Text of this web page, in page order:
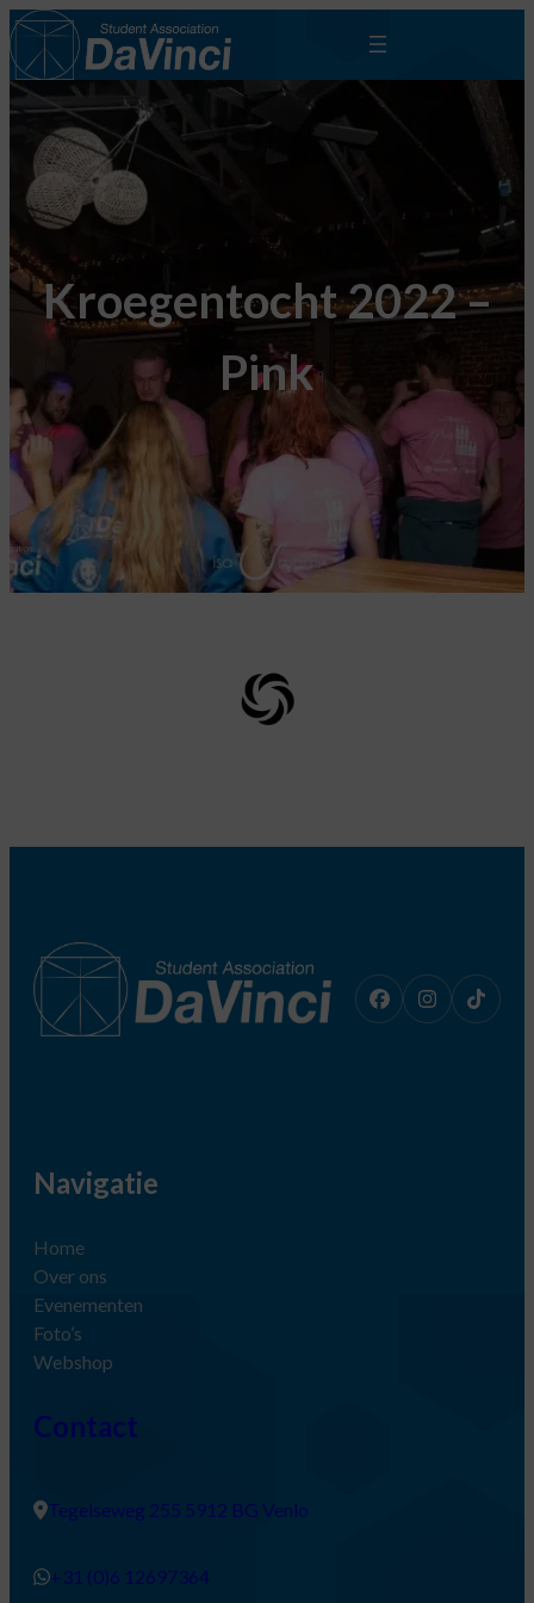
Kroegentocht 2022 –
Pink
Navigatie
Home
Over ons
Evenementen
Foto’s
Webshop
Contact
Tegelseweg 255 5912 BG Venlo
+31 (0)6 12697364